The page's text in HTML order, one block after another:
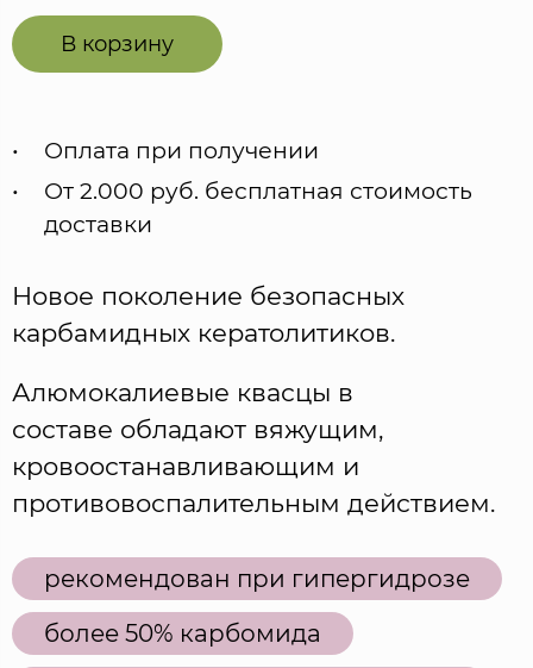
В корзину
Оплата при получении
От 2.000 руб. бесплатная стоимость
доставки
Новое поколение безопасных
карбамидных кератолитиков.
Алюмокалиевые квасцы в
составе обладают вяжущим,
кровоостанавливающим и
противовоспалительным действием.
рекомендован при гипергидрозе
более 50% карбомида